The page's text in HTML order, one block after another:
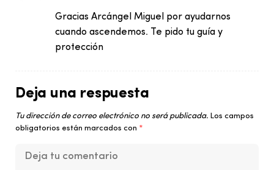
Gracias Arcángel Miguel por ayudarnos
cuando ascendemos. Te pido tu guía y
protección
Deja una respuesta
Tu dirección de correo electrónico no será publicada. Los campos
obligatorios están marcados con *